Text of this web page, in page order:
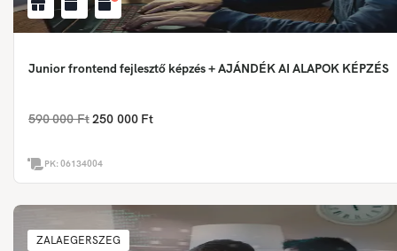
Junior frontend fejlesztő képzés + AJÁNDÉK AI ALAPOK KÉPZÉS
590 000 Ft 250 000 Ft
PK:06134004
ZALAEGERSZEG